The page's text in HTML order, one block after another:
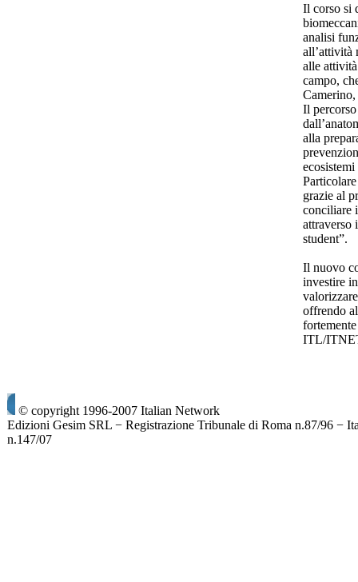
Il corso si
analisi
all’attività
alle
campo,
Il
alla
grazie al
conciliare
attraverso
student”.
Il nuovo
investire
offrendo
ITL/
© copyright 1996-2007 Italian Network
Edizioni Gesim SRL − Registrazione Tribunale di Roma n.87/96 −
n.147/07